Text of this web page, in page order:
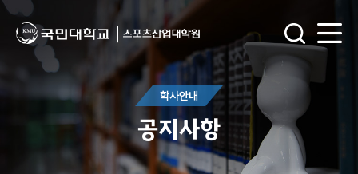
학사안내
공지사항